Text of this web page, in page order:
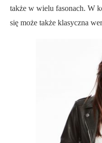
także w wielu fasonach. W
się może także klasyczna